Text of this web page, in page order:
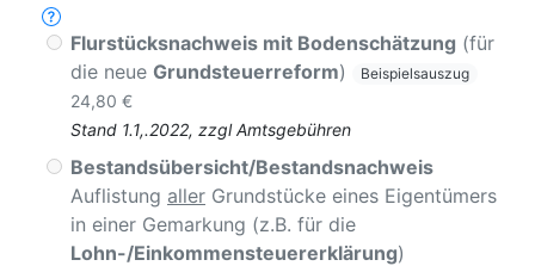
Flurstücksnachweis mit Bodenschätzung (für
die neue Grundsteuerreform) Beispielsauszug
24,80 €
Stand 1.1,.2022, zzgl Amtsgebühren
Bestandsübersicht/Bestandsnachweis
Auflistung aller Grundstücke eines Eigentümers
in einer Gemarkung (z.B. für die
Lohn-/Einkommensteuererklärung)